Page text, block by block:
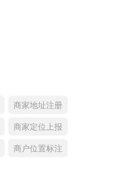
商家地址注册
商家定位上报
商户位置标注